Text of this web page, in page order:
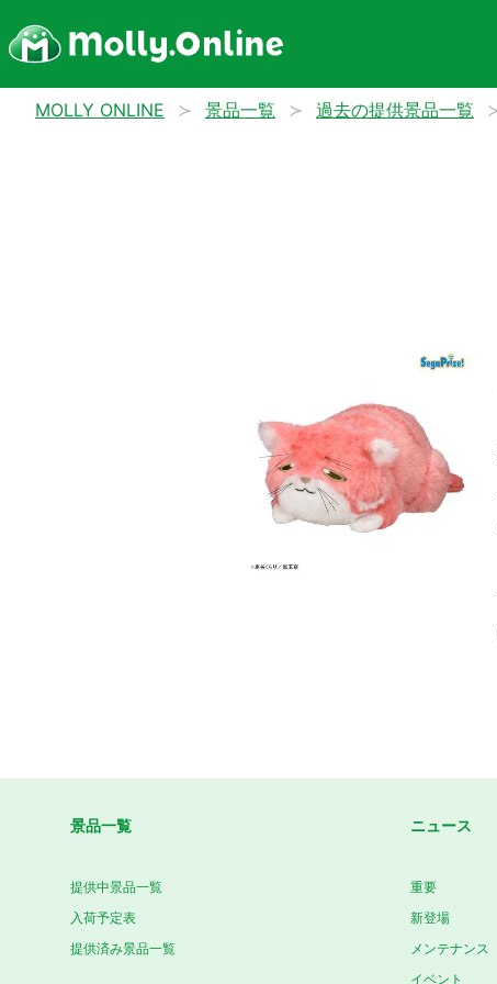
MOLLY ONLINE 景品一覧 過去の提供景品一覧
景品一覧
提供中景品一覧
入荷予定表
提供済み景品一覧
ニュース
重要
新登場
メンテナンス
イベント